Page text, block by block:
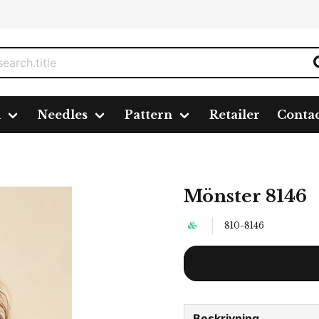
Needles Pattern Retailer
Mönster 8146
Mönster 8146
810-8146